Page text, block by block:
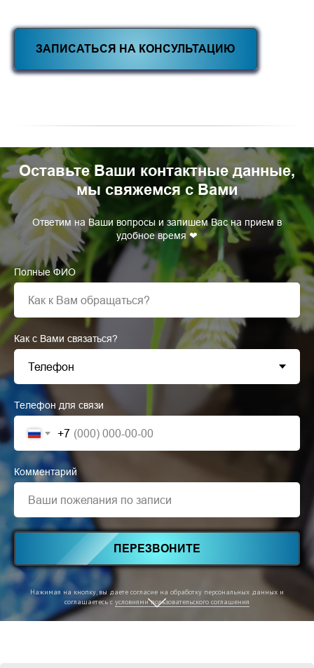
ЗАПИСАТЬСЯ НА КОНСУЛЬТАЦИЮ
Оставьте Ваши контактные данные,
мы свяжемся с Вами
Ответим на Ваши вопросы и запишем Вас на прием в
удобное время ❤
Полные ФИО
Как к Вам обращаться?
Как с Вами связаться?
Телефон для связи
+7
Комментарий
Ваши пожелания по записи
ПЕРЕЗВОНИТЕ
Нажимая на кнопку, вы даете согласие на обработку персональных данных и
соглашаетесь c условиями пользовательского соглашения